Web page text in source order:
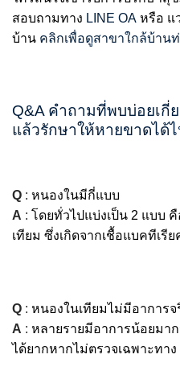
สอบถามทาง LINE OA หรือ แ
บ้าน คลิกเพื่อดูสาขาใกล้บ้าน
Q&A คำถามที่พบบ่อยเกี่
แล้วรักษาให้หายขาดได้
Q : หนองในมีกี่แบบ
A : โดยทั่วไปแบ่งเป็น 2 แบบ
เทียม ซึ่งเกิดจากเชื้อแบคทีเรี
Q : หนองในเทียมไม่มีอาการจ
A : หลายรายมีอาการน้อยมา
ได้ยากหากไม่ตรวจเฉพาะทาง